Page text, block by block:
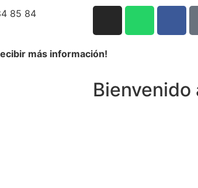
85 84
más información!
Bienvenido